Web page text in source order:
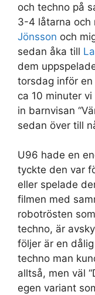
och techno på
3-4 låtarna och
Jönsson och
sedan åka till
dem
torsdag inför
ca 10 minuter
in barnvisan
sedan över till
U96 hade en
tyckte den var
eller spelade
filmen med
robotrösten
techno, är
följer är en
techno man
alltså, men väl
egen variant